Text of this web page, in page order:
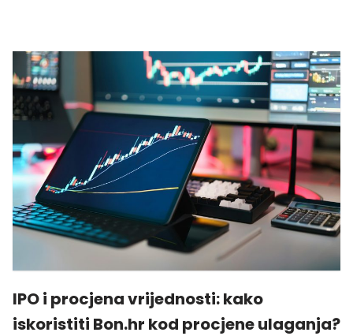
IPO i procjena vrijednosti: kako
iskoristiti Bon.hr kod procjene ulaganja?